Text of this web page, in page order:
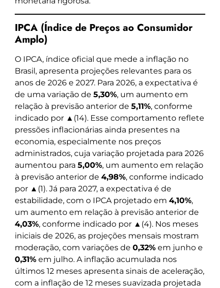
IPCA (Índice de Preços ao Consumidor
Amplo)
O IPCA, índice oficial que mede a inflação no
Brasil, apresenta projeções relevantes para os
anos de 2026 e 2027. Para 2026, a expectativa é
de uma variação de 5,30%, um aumento em
relação à previsão anterior de 5,11%, conforme
indicado por ▲(14). Esse comportamento reflete
pressões inflacionárias ainda presentes na
economia, especialmente nos preços
administrados, cuja variação projetada para 2026
aumentou para 5,00%, um aumento em relação
à previsão anterior de 4,98%, conforme indicado
por ▲(1). Já para 2027, a expectativa é de
estabilidade, com o IPCA projetado em 4,10%,
um aumento em relação à previsão anterior de
4,03%, conforme indicado por ▲(4). Nos meses
iniciais de 2026, as projeções mensais mostram
moderação, com variações de 0,32% em junho e
0,31% em julho. A inflação acumulada nos
últimos 12 meses apresenta sinais de aceleração,
com a inflação de 12 meses suavizada projetada